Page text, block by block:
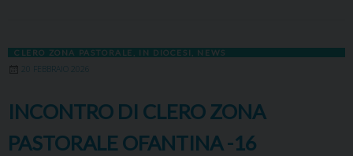
CLERO ZONA PASTORALE IN DIOCESI NEWS
20 FEBBRAIO 2026
INCONTRO DI CLERO ZONA
PASTORALE OFANTINA -16